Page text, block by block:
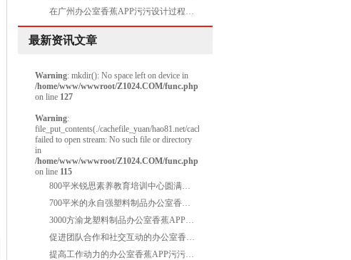
在广州办公室香蕉APP污污设计过程中，使用智能化设备的好处有哪些？
最新资讯文章
Warning: mkdir(): No space left on device in
/home/www/wwwroot/Z1024.COM/func.php
on line 127
Warning:
file_put_contents(./cachefile_yuan/hao81.net/cache/48/b934a/213f0.html):
failed to open stream: No such file or directory
in
/home/www/wwwroot/Z1024.COM/func.php
on line 115
800平米锐思素养教育培训中心圆满交付
700平米的永自强塑料制品办公室香蕉APP污污项目圆满交付
3000方渝龙塑料制品办公室香蕉APP污污项目圆满交付
促进团队合作和社交互动的办公室香蕉APP污污设计空间是怎样的——Evolution
提高工作动力的办公室香蕉APP污污设计空间是怎样的——Avnet